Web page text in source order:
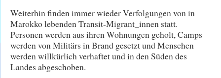
Weiterhin finden immer wieder Verfolgungen von in
Marokko lebenden Transit-Migrant_innen statt.
Personen werden aus ihren Wohnungen geholt, Camps
werden von Militärs in Brand gesetzt und Menschen
werden willkürlich verhaftet und in den Süden des
Landes abgeschoben.